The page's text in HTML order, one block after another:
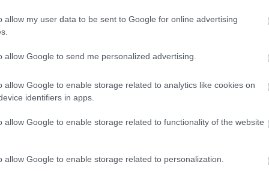
allow my user data to be sent to Google for online advertising
allow Google to send me personalized advertising.
allow Google to enable storage related to analytics like cookies on
identifiers in apps.
allow Google to enable storage related to functionality of the website
allow Google to enable storage related to personalization.
i Stal Mielec na drodze lubelskich drużyn
zapowiada ofensywny mecz
rozegrają kolejne spotkanie w PKO Bank Polski Ekstraklasie.